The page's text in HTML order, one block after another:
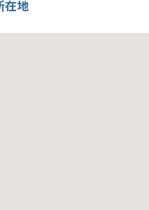
在地